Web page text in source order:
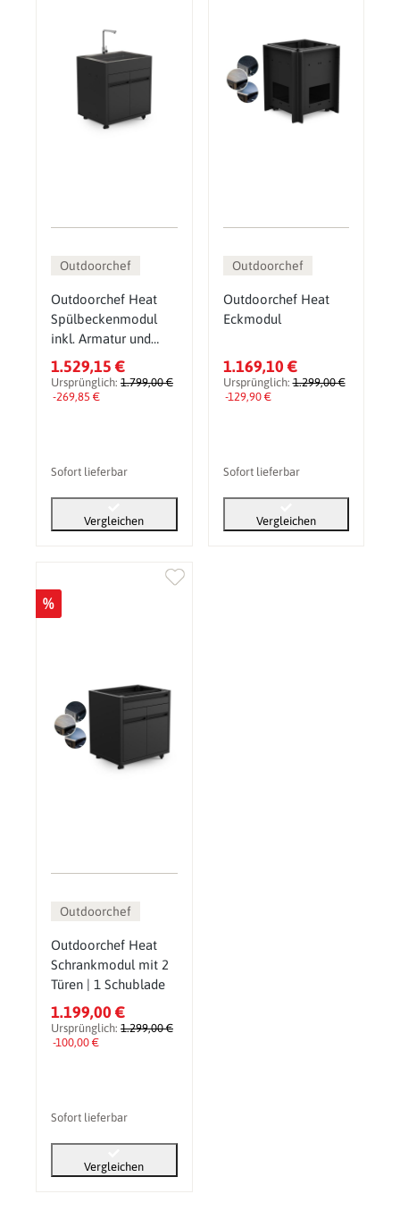
Outdoorchef
Outdoorchef Heat
Spülbeckenmodul
inkl. Armatur und
Spülbecken
1.529,15 €
Ursprünglich: 1.799,00 €
-269,85 €
Sofort lieferbar
Vergleichen
Outdoorchef
Outdoorchef Heat
Eckmodul
1.169,10 €
Ursprünglich:1.299,00 €
-129,90 €
Sofort lieferbar
Vergleichen
%
Outdoorchef
Outdoorchef Heat
Schrankmodul mit 2
Türen | 1 Schublade
1.199,00 €
Ursprünglich: 1.299,00 €
-100,00 €
Sofort lieferbar
Vergleichen